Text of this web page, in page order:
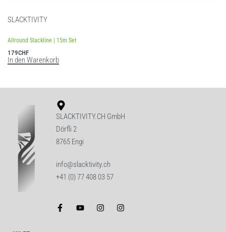
SLACKTIVITY
Bewertet mit5.00von 5
Allround Slackline | 15m Set
179CHF
In den Warenkorb
SLACKTIVITY.CH GmbH
Dörfli 2
8765 Engi
info@slacktivity.ch
+41 (0) 77 408 03 57